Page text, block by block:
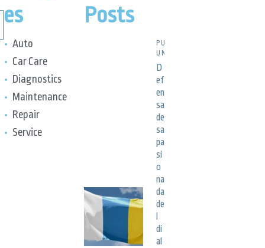
es
Auto
Car Care
Diagnostics
Maintenance
Repair
Service
Posts
PUBLICACIONES,
UNCATEGORIZED
D
ef
en
sa
de
sa
pa
si
o
na
da
de
di
al